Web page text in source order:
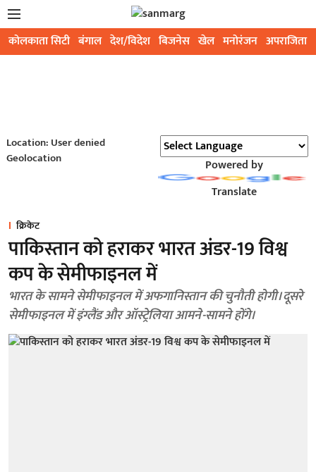
कोलकाता सिटी बंगाल देश/विदेश बिजनेस खेल मनोरंजन अपराजिता
Location: User denied
Geolocation
Powered by
Translate
क्रिकेट
पाकिस्तान को हराकर भारत अंडर-19 विश्व
कप के सेमीफाइनल में
भारत के सामने सेमीफाइनल में अफगानिस्तान की चुनौती होगी। दूसरे
सेमीफाइनल में इंग्लैंड और ऑस्ट्रेलिया आमने-सामने होंगे।